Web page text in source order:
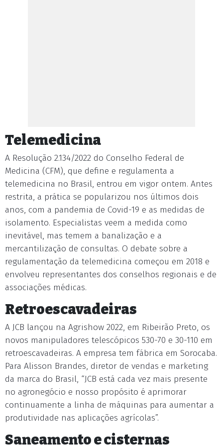
Telemedicina
A Resolução 2.134/2022 do Conselho Federal de
Medicina (CFM), que define e regulamenta a
telemedicina no Brasil, entrou em vigor ontem. Antes
restrita, a prática se popularizou nos últimos dois
anos, com a pandemia de Covid-19 e as medidas de
isolamento. Especialistas veem a medida como
inevitável, mas temem a banalização e a
mercantilização de consultas. O debate sobre a
regulamentação da telemedicina começou em 2018 e
envolveu representantes dos conselhos regionais e de
associações médicas.
Retroescavadeiras
A JCB lançou na Agrishow 2022, em Ribeirão Preto, os
novos manipuladores telescópicos 530-70 e 30-110 em
retroescavadeiras. A empresa tem fábrica em Sorocaba.
Para Alisson Brandes, diretor de vendas e marketing
da marca do Brasil, “JCB está cada vez mais presente
no agronegócio e nosso propósito é aprimorar
continuamente a linha de máquinas para aumentar a
produtividade nas aplicações agrícolas”.
Saneamento e cisternas